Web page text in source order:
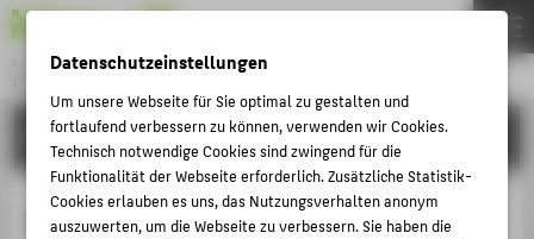
Bachelor
Menu
STUDIUM
Virtuelle Maschinen
THEMEN
STUDIUM
BEWERBUNG
Datenschutzeinstellungen
Um unsere Webseite für Sie optimal zu gestalten und
fortlaufend verbessern zu können, verwenden wir Cookies.
Technisch notwendige Cookies sind zwingend für die
Funktionalität der Webseite erforderlich. Zusätzliche Statistik-
Cookies erlauben es uns, das Nutzungsverhalten anonym
auszuwerten, um die Webseite zu verbessern. Sie haben die